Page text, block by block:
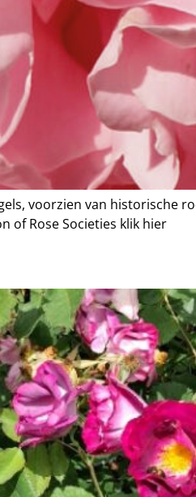
voorzien van historische
of Rose Societies klik hier